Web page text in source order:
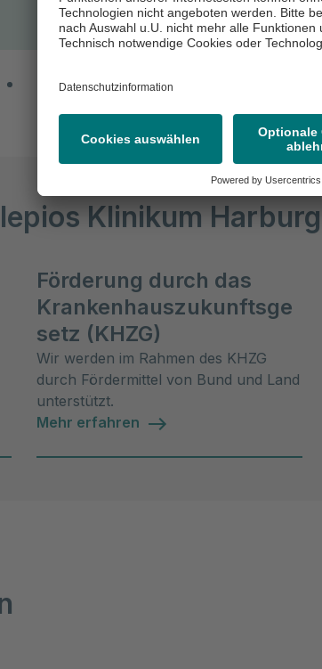
Gehirn & Nerven
Klinikum Harburg
Förderung durch das
Krankenhauszukunftsge
setz (KHZG)
Wir werden im Rahmen des KHZG
durch Fördermittel von Bund und Land
unterstützt.
Mehr erfahren